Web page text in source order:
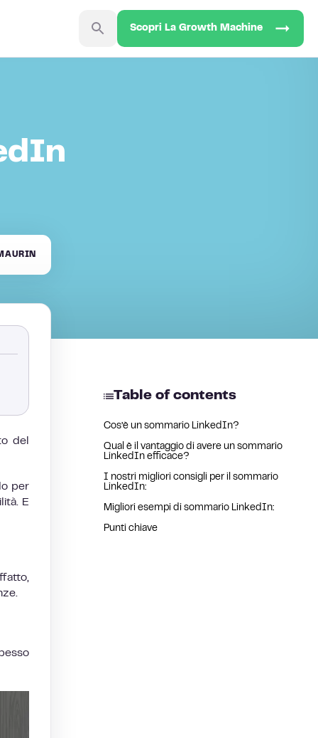
Scopri La Growth Machine
Table of contents
Cos’è un sommario LinkedIn?
Qual è il vantaggio di avere un sommario
LinkedIn efficace?
I nostri migliori consigli per il sommario
LinkedIn:
Migliori esempi di sommario LinkedIn:
Punti chiave
del
per
E